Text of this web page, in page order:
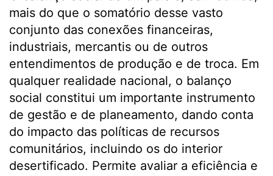
mais do que o somatório desse vasto
conjunto das conexões financeiras,
industriais, mercantis ou de outros
entendimentos de produção e de troca. Em
qualquer realidade nacional, o balanço
social constitui um importante instrumento
de gestão e de planeamento, dando conta
do impacto das políticas de recursos
comunitários, incluindo os do interior
desertificado. Permite avaliar a eficiência e